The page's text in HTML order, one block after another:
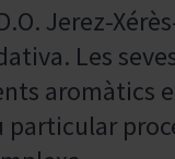
Jerez-
Les
aromàtics
particular